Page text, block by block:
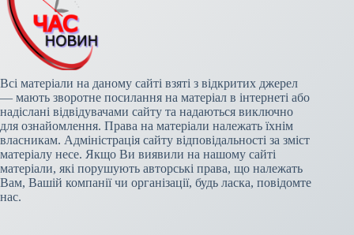
Всі матеріали на даному сайті взяті з відкритих джерел
— мають зворотне посилання на матеріал в інтернеті або
надіслані відвідувачами сайту та надаються виключно
для ознайомлення. Права на матеріали належать їхнім
власникам. Адміністрація сайту відповідальності за зміст
матеріалу несе. Якщо Ви виявили на нашому сайті
матеріали, які порушують авторські права, що належать
Вам, Вашій компанії чи організації, будь ласка, повідомте
нас.